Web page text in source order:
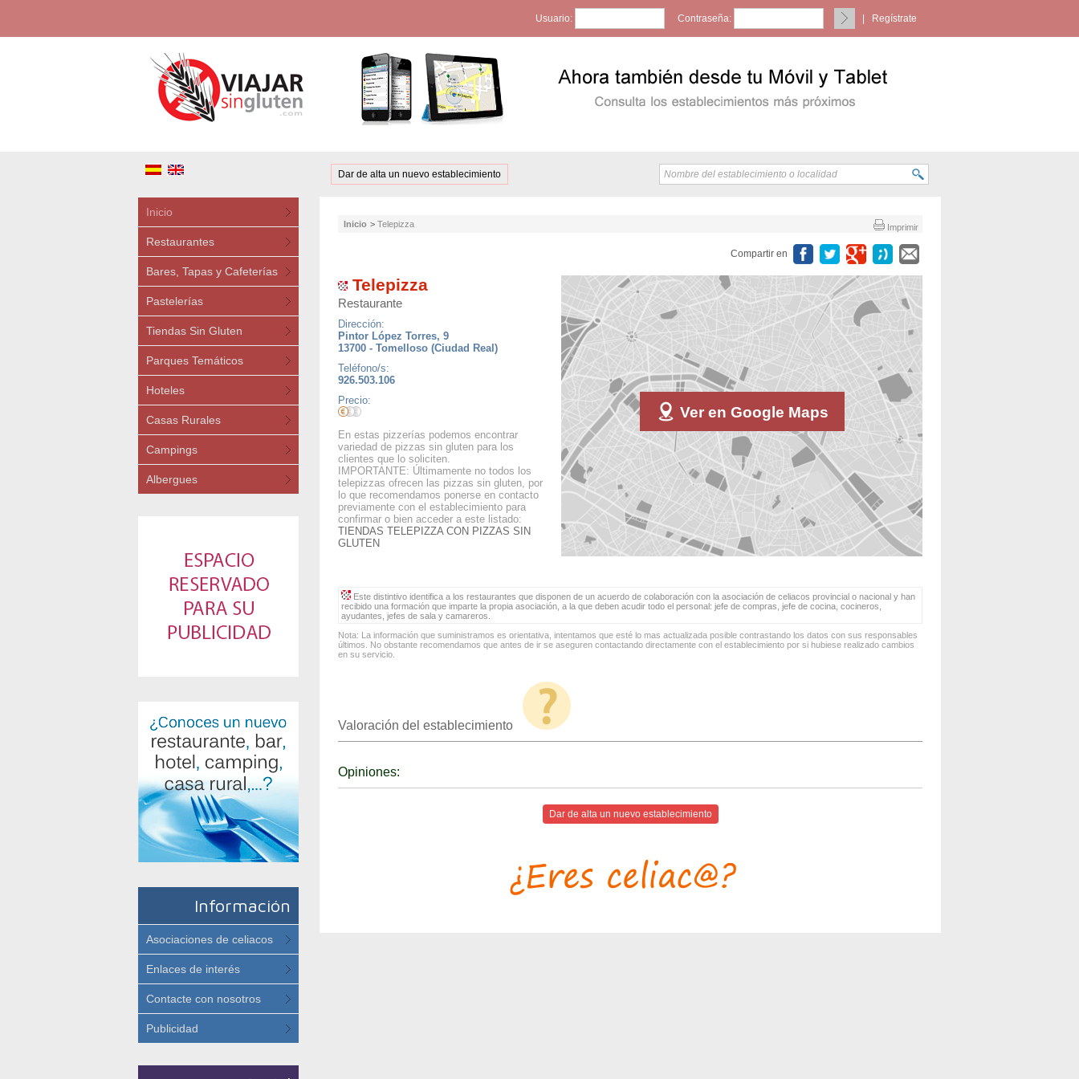
Usuario: Contraseña: Regístrate
Dar de alta un nuevo establecimiento
Inicio
Restaurantes
Bares, Tapas y Cafeterías
Pastelerías
Tiendas Sin Gluten
Parques Temáticos
Hoteles
Casas Rurales
Campings
Albergues
Información
Asociaciones de celiacos
Enlaces de interés
Contacte con nosotros
Publicidad
Imprimir
Inicio > Telepizza
Compartir en
Ver en Google Maps
Telepizza
Restaurante
Dirección:
Pintor López Torres, 9
13700 - Tomelloso (Ciudad Real)
Teléfono/s:
926.503.106
Precio:
En estas pizzerías podemos encontrar
variedad de pizzas sin gluten para los
clientes que lo soliciten.
IMPORTANTE: Últimamente no todos los
telepizzas ofrecen las pizzas sin gluten, por
lo que recomendamos ponerse en contacto
previamente con el establecimiento para
confirmar o bien acceder a este listado:
TIENDAS TELEPIZZA CON PIZZAS SIN
GLUTEN
Este distintivo identifica a los restaurantes que disponen de un acuerdo de colaboración con la asociación de celiacos provincial o nacional y han
recibido una formación que imparte la propia asociación, a la que deben acudir todo el personal: jefe de compras, jefe de cocina, cocineros,
ayudantes, jefes de sala y camareros.
Nota: La información que suministramos es orientativa, intentamos que esté lo mas actualizada posible contrastando los datos con sus responsables
últimos. No obstante recomendamos que antes de ir se aseguren contactando directamente con el establecimiento por si hubiese realizado cambios
en su servicio.
Valoración del establecimiento
Opiniones:
Dar de alta un nuevo establecimiento